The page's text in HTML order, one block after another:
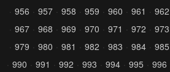
956
957 958 959 960 961 962
967
968 969 970 971 972 973
979
980 981 982 983 984 985
990
991 992 993 994 995 996